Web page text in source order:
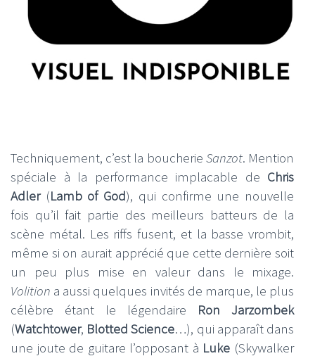
Techniquement, c’est la boucherie Sanzot. Mention
spéciale à la performance implacable de Chris
Adler(Lamb of God), qui confirme une nouvelle
fois qu’il fait partie des meilleurs batteurs de la
scène métal. Les riffs fusent, et la basse vrombit,
même si on aurait apprécié que cette dernière soit
un peu plus mise en valeur dans le mixage.
Volition a aussi quelques invités de marque, le plus
célèbre étant le légendaire Ron Jarzombek
(Watchtower, Blotted Science…), qui apparaît dans
une joute de guitare l’opposant à Luke (Skywalker